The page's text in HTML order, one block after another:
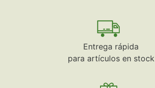
Entrega rápida
para artículos en stock